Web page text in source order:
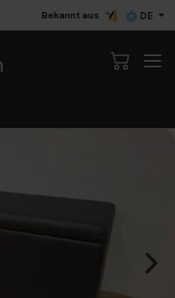
Bekannt aus DE